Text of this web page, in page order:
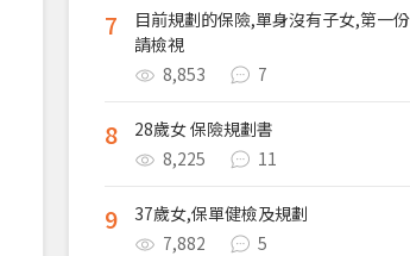
7
目前規劃的保險,單身沒有子女,第一
請檢視
8,853
7
8
28歲女 保險規劃書
8,225
11
9
37歲女,保單健檢及規劃
7,882
5